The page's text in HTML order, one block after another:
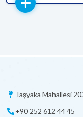
Herşey çok
Taşyaka Mahallesi
+90 252 612 44 45